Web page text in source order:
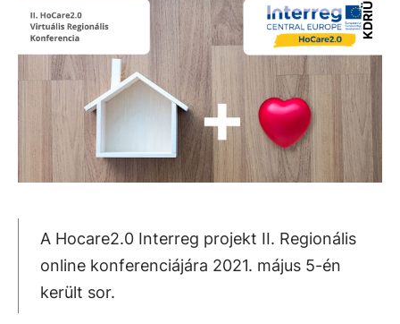
KDRIÜ
A Hocare2.0 Interreg projekt II. Regionális
online konferenciájára 2021. május 5-én
került sor.